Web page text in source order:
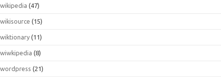
wikipedia (47)
wikisource (15)
wiktionary (11)
wiwkipedia (8)
wordpress (21)